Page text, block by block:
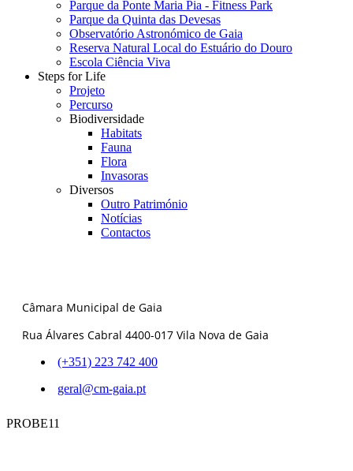
Parque da Ponte Maria Pia - Fitness Park
Parque da Quinta das Devesas
Observatório Astronómico de Gaia
Reserva Natural Local do Estuário do Douro
Escola Ciência Viva
Steps for Life
Projeto
Percurso
Biodiversidade
Habitats
Fauna
Flora
Invasoras
Diversos
Outro Património
Notícias
Contactos
Câmara Municipal de Gaia
Rua Álvares Cabral 4400-017 Vila Nova de Gaia
(+351) 223 742 400
geral@cm-gaia.pt